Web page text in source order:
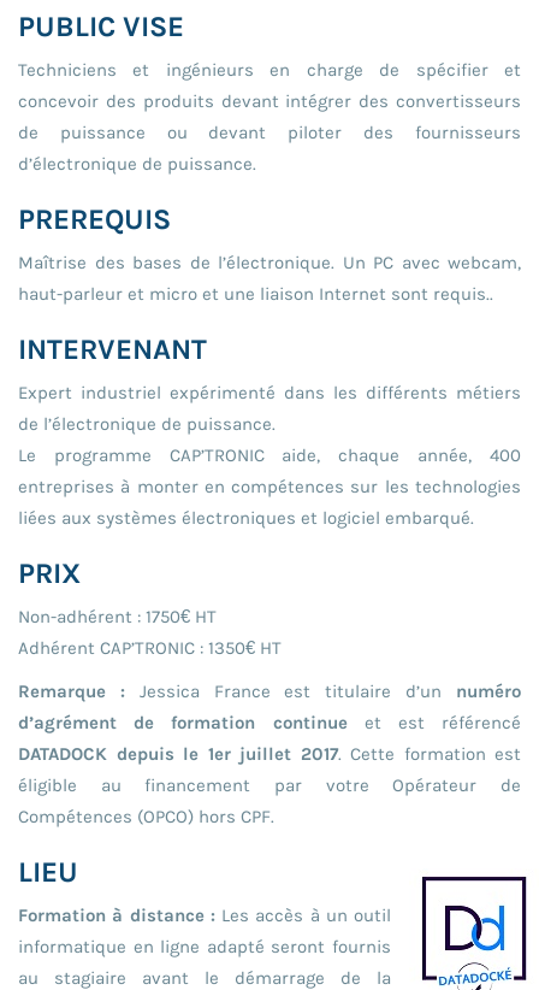
PUBLIC VISE
Techniciens et ingénieurs en charge de spécifier et
concevoir des produits devant intégrer des convertisseurs
de puissance ou devant piloter des fournisseurs
d’électronique de puissance.
PREREQUIS
Maîtrise des bases de l’électronique. Un PC avec webcam,
haut-parleur et micro et une liaison Internet sont requis..
INTERVENANT
Expert industriel expérimenté dans les différents métiers
de l’électronique de puissance.
Le programme CAP’TRONIC aide, chaque année, 400
entreprises à monter en compétences sur les technologies
liées aux systèmes électroniques et logiciel embarqué.
PRIX
Non-adhérent : 1750€ HT
Adhérent CAP’TRONIC : 1350€ HT
Remarque : Jessica France est titulaire d’un numéro
d’agrément de formation continueet est référencé
DATADOCK depuis le 1er juillet 2017. Cette formation est
éligible au financement par votre Opérateur de
Compétences (OPCO) hors CPF.
LIEU
Formation à distance :Les accès à un outil
informatique en ligne adapté seront fournis
au stagiaire avant le démarrage de la